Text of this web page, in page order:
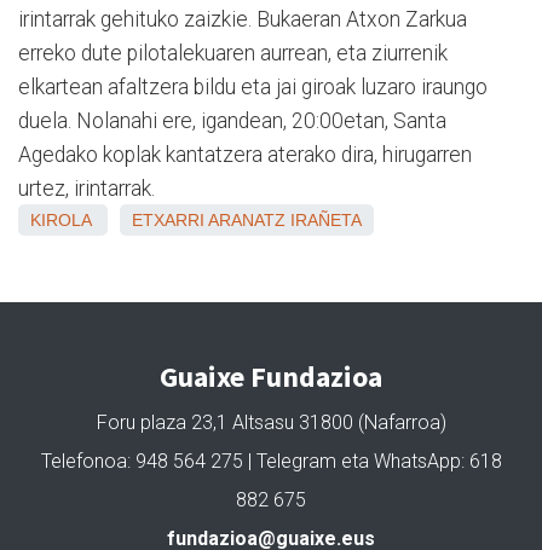
irintarrak gehituko zaizkie. Bukaeran Atxon Zarkua
erreko dute pilotalekuaren aurrean, eta ziurrenik
elkartean afaltzera bildu eta jai giroak luzaro iraungo
duela. Nolanahi ere, igandean, 20:00etan, Santa
Agedako koplak kantatzera aterako dira, hirugarren
urtez, irintarrak.
KIROLA ETXARRI ARANATZ IRAÑETA
Guaixe Fundazioa
Foru plaza 23,1 Altsasu 31800 (Nafarroa)
Telefonoa: 948 564 275 | Telegram eta WhatsApp: 618
882 675
fundazioa@guaixe.eus